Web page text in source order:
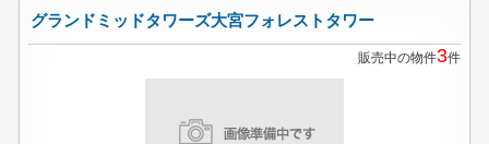
グランドミッドタワーズ大宮フォレストタワー
販売中の物件3件